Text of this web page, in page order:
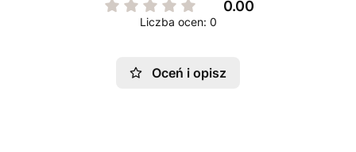
0.00
Liczba ocen: 0
Oceń i opisz